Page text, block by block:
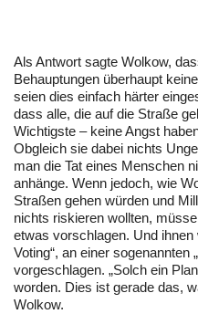
Als Antwort sagte Wolkow,
Behauptungen überhaupt
seien dies einfach härter
dass alle, die auf die Straße
Wichtigste – keine Angst
Obgleich sie dabei nichts
man die Tat eines Menschen
anhänge. Wenn jedoch, wie
Straßen gehen würden und
nichts riskieren wollten,
etwas vorschlagen. Und ihnen
Voting“, an einer sogenannten
vorgeschlagen. „Solch ein
worden. Dies ist gerade das,
Wolkow.